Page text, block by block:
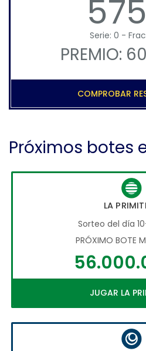
Serie: 0 -
PREMIO:
COMPROBAR
Próximos botes
LA
Sorteo del día
PRÓXIMO BOTE
JUGAR LA